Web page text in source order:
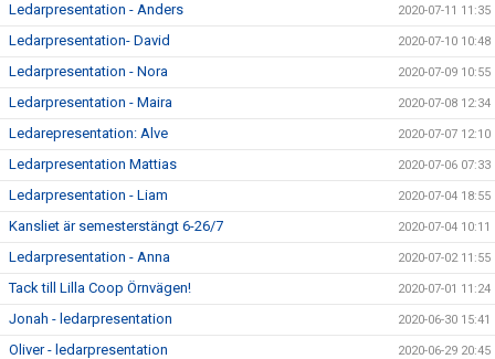
Ledarpresentation - Anders 2020-07-11 11:35
Ledarpresentation- David 2020-07-10 10:48
Ledarpresentation - Nora 2020-07-09 10:55
Ledarpresentation - Maira 2020-07-08 12:34
Ledarepresentation: Alve 2020-07-07 12:10
Ledarpresentation Mattias 2020-07-06 07:33
Ledarpresentation - Liam 2020-07-04 18:55
Kansliet är semesterstängt 6-26/7 2020-07-04 10:11
Ledarpresentation - Anna 2020-07-02 11:55
Tack till Lilla Coop Örnvägen! 2020-07-01 11:24
Jonah - ledarpresentation 2020-06-30 15:41
Oliver - ledarpresentation 2020-06-29 20:45